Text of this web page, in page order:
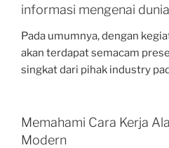
informasi mengenai
Pada umumnya, dengan
akan terdapat semacam
singkat dari pihak industry
Memahami Cara Kerja
Modern